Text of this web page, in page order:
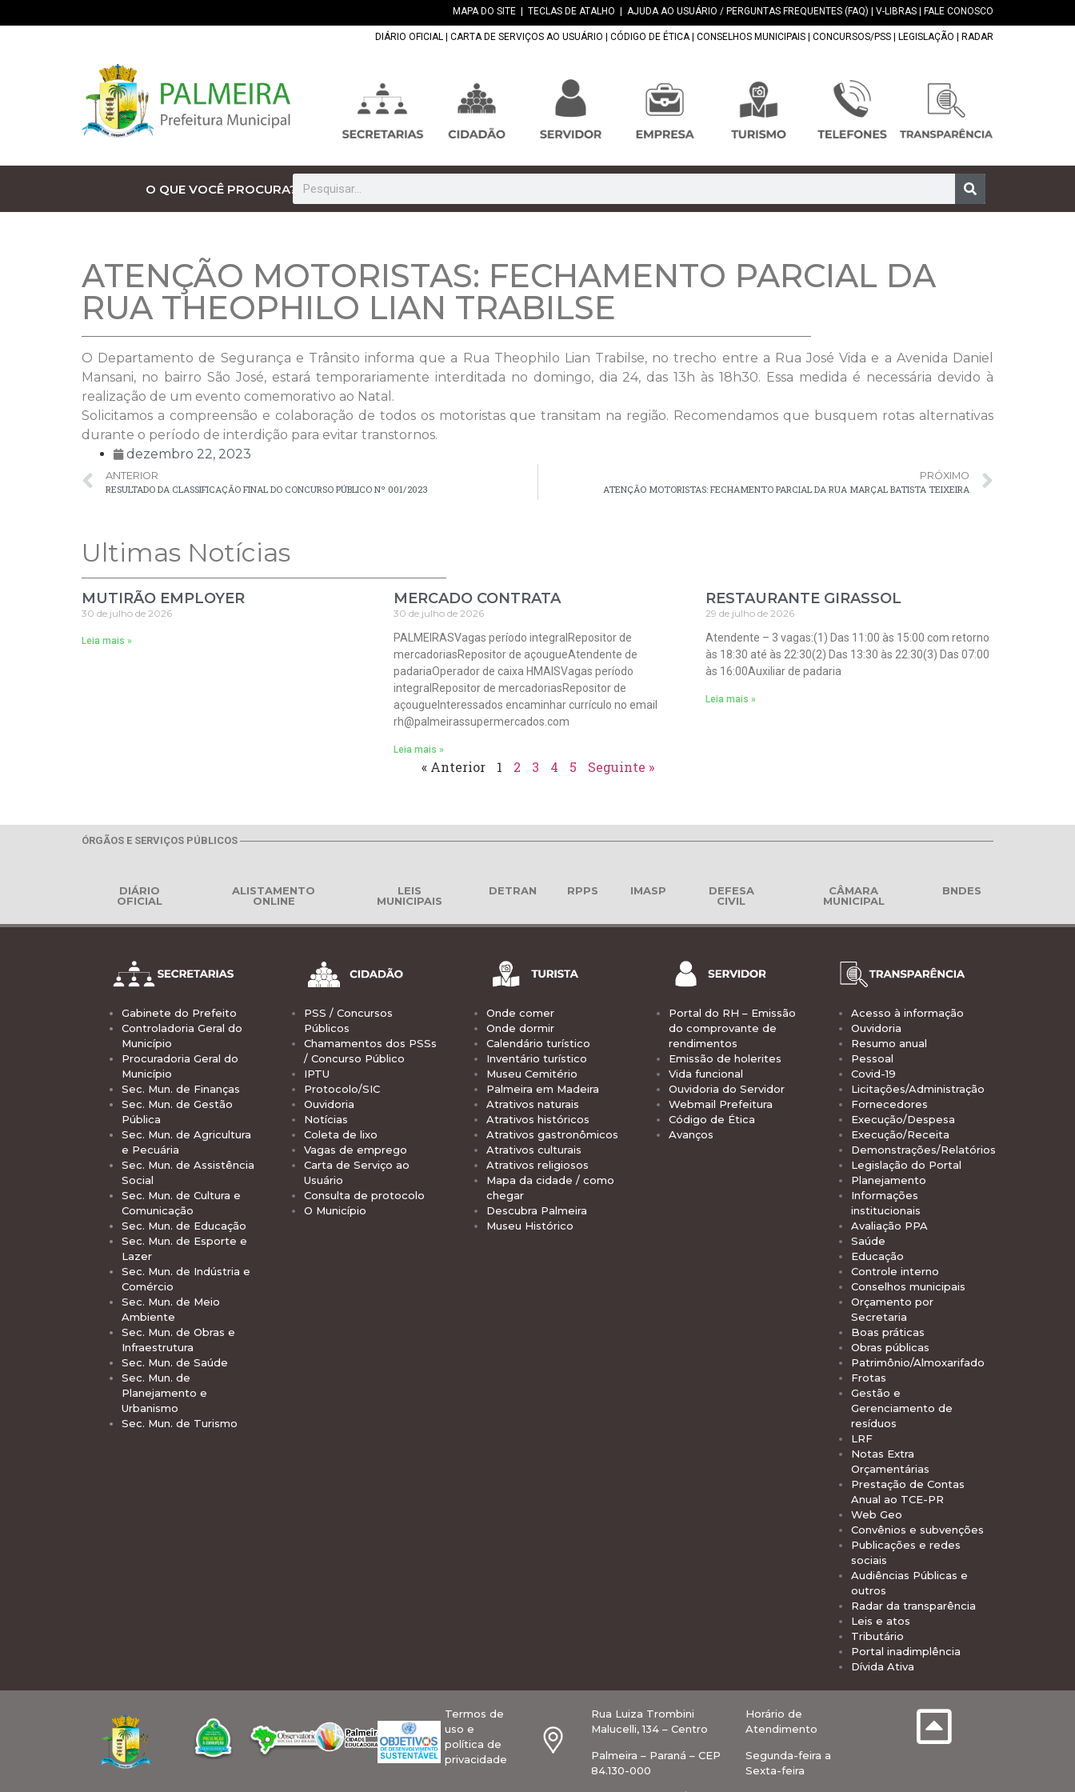
MAPA DO SITE TECLAS DE ATALHO AJUDA AO USUÁRIO / PERGUNTAS FREQUENTES (FAQ) V-LIBRAS FALE CONOSCO
DIÁRIO OFICIAL CARTA DE SERVIÇOS AO USUÁRIO CÓDIGO DE ÉTICA| CONSELHOS MUNICIPAIS CONCURSOS/PSS LEGISLAÇÃO RADAR
O QUE VOCÊ PROCURA?
ATENÇÃO MOTORISTAS: FECHAMENTO PARCIAL DA
RUA THEOPHILO LIAN TRABILSE
O Departamento de Segurança e Trânsito informa que a Rua Theophilo Lian Trabilse, no trecho entre a Rua José Vida e a Avenida Daniel
Mansani, no bairro São José, estará temporariamente interditada no domingo, dia 24, das 13h às 18h30. Essa medida é necessária devido à
realização de um evento comemorativo ao Natal.
Solicitamos a compreensão e colaboração de todos os motoristas que transitam na região. Recomendamos que busquem rotas alternativas
durante o período de interdição para evitar transtornos.
dezembro 22, 2023
ANTERIOR
RESULTADO DA CLASSIFICAÇÃO FINAL DO CONCURSO PÚBLICO Nº 001/2023
PRÓXIMO
ATENÇÃO MOTORISTAS: FECHAMENTO PARCIAL DA RUA MARÇAL BATISTA TEIXEIRA
Ultimas Notícias
MUTIRÃO EMPLOYER
30 de julho de 2026
Leia mais »
MERCADO CONTRATA
30 de julho de 2026
PALMEIRASVagas período integralRepositor de
mercadoriasRepositor de açougueAtendente de
padariaOperador de caixa HMAISVagas período
integralRepositor de mercadoriasRepositor de
açougueInteressados encaminhar currículo no email
rh@palmeirassupermercados.com
Leia mais »
RESTAURANTE GIRASSOL
29 de julho de 2026
Atendente – 3 vagas:(1) Das 11:00 às 15:00 com retorno
às 18:30 até às 22:30(2) Das 13:30 às 22:30(3) Das 07:00
às 16:00Auxiliar de padaria
Leia mais »
« Anterior 1 2 3 4 5 Seguinte »
ÓRGÃOS E SERVIÇOS PÚBLICOS
DIÁRIO
OFICIAL
ALISTAMENTO
ONLINE
LEIS
MUNICIPAIS
DETRAN RPPS IMASP
DEFESA
CIVIL
CÂMARA
MUNICIPAL
BNDES
Gabinete do Prefeito
Controladoria Geral do
Município
Procuradoria Geral do
Município
Sec. Mun. de Finanças
Sec. Mun. de Gestão
Pública
Sec. Mun. de Agricultura
e Pecuária
Sec. Mun. de Assistência
Social
Sec. Mun. de Cultura e
Comunicação
Sec. Mun. de Educação
Sec. Mun. de Esporte e
Lazer
Sec. Mun. de Indústria e
Comércio
Sec. Mun. de Meio
Ambiente
Sec. Mun. de Obras e
Infraestrutura
Sec. Mun. de Saúde
Sec. Mun. de
Planejamento e
Urbanismo
Sec. Mun. de Turismo
PSS / Concursos
Públicos
Chamamentos dos PSSs
/ Concurso Público
IPTU
Protocolo/SIC
Ouvidoria
Notícias
Coleta de lixo
Vagas de emprego
Carta de Serviço ao
Usuário
Consulta de protocolo
O Município
Onde comer
Onde dormir
Calendário turístico
Inventário turístico
Museu Cemitério
Palmeira em Madeira
Atrativos naturais
Atrativos históricos
Atrativos gastronômicos
Atrativos culturais
Atrativos religiosos
Mapa da cidade / como
chegar
Descubra Palmeira
Museu Histórico
Portal do RH – Emissão
do comprovante de
rendimentos
Emissão de holerites
Vida funcional
Ouvidoria do Servidor
Webmail Prefeitura
Código de Ética
Avanços
Acesso à informação
Ouvidoria
Resumo anual
Pessoal
Covid-19
Licitações/Administração
Fornecedores
Execução/Despesa
Execução/Receita
Demonstrações/Relatórios
Legislação do Portal
Planejamento
Informações
institucionais
Avaliação PPA
Saúde
Educação
Controle interno
Conselhos municipais
Orçamento por
Secretaria
Boas práticas
Obras públicas
Patrimônio/Almoxarifado
Frotas
Gestão e
Gerenciamento de
resíduos
LRF
Notas Extra
Orçamentárias
Prestação de Contas
Anual ao TCE-PR
Web Geo
Convênios e subvenções
Publicações e redes
sociais
Audiências Públicas e
outros
Radar da transparência
Leis e atos
Tributário
Portal inadimplência
Dívida Ativa
Termos de
uso e
política de
privacidade
Rua Luiza Trombini
Malucelli, 134 – Centro
Palmeira – Paraná – CEP
84.130-000
Horário de
Atendimento
Segunda-feira a
Sexta-feira